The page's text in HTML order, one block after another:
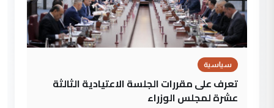
سياسية
تعرف على مقررات الجلسة الاعتيادية الثالثة
عشرة لمجلس الوزراء